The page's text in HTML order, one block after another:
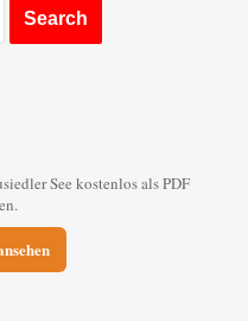
See kostenlos als PDF